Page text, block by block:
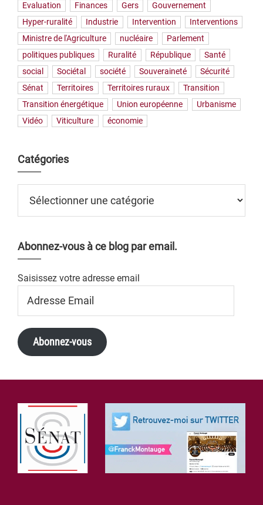
Evaluation
Finances Gers
Gouvernement
Hyper-ruralité
Industrie Intervention
Interventions
Ministre de l'Agriculture
nucléaire
Parlement
politiques publiques
Ruralité République
Santé
social
Sociétal société Souveraineté
Sécurité
Sénat
Territoires Territoires ruraux
Transition
Transition énergétique
Union européenne
Urbanisme
Vidéo
Viticulture économie
Catégories
Abonnez-vous à ce blog par email.
Saisissez votre adresse email
Email
Abonnez-vous
Footer